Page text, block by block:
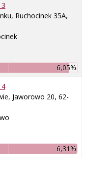
Ruchocinek 35A,
6,05%
Jaworowo 20, 62-
6,31%